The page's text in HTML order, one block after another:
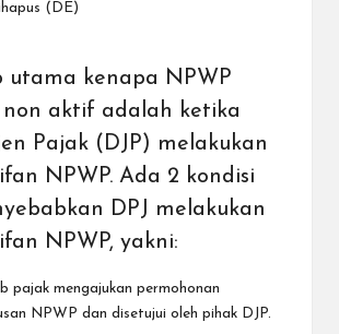
(DE)
utama kenapa NPWP
non aktif adalah ketika
Pajak (DJP) melakukan
NPWP. Ada 2 kondisi
DPJ melakukan
NPWP, yakni:
pajak mengajukan permohonan
NPWP dan disetujui oleh pihak DJP.